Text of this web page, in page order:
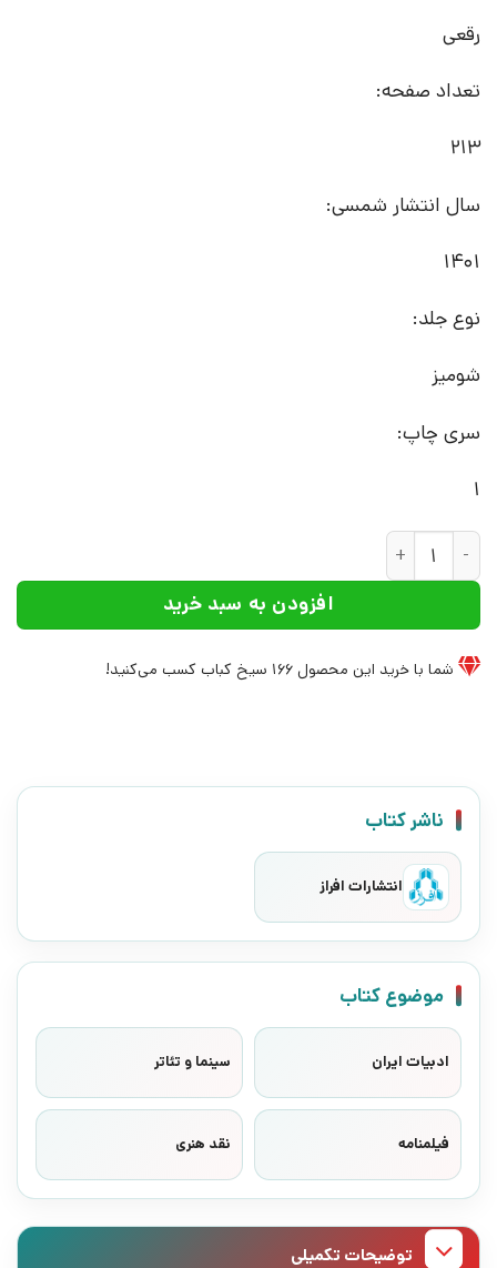
رقعی
تعداد صفحه:
213
سال انتشار شمسی:
1401
نوع جلد:
شومیز
سری چاپ:
1
کتاب سینمای بی چیز | انتشارات افراز عدد
افزودن به سبد خرید
شما با خرید این محصول 166 سیخ کباب کسب می‌کنید!
ناشر کتاب
انتشارات افراز
موضوع کتاب
ادبیات ایران سینما و تئاتر
فیلمنامه نقد هنری
توضیحات تکمیلی